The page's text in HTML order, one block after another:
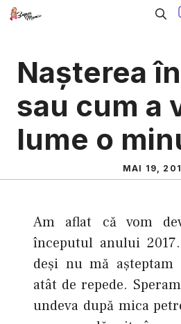
Sari
Naşterea
sau cum a
lume o
MAI 19,
Am aflat că vom
începutul anului
deși nu mă așteptam
atât de repede.
undeva după mica